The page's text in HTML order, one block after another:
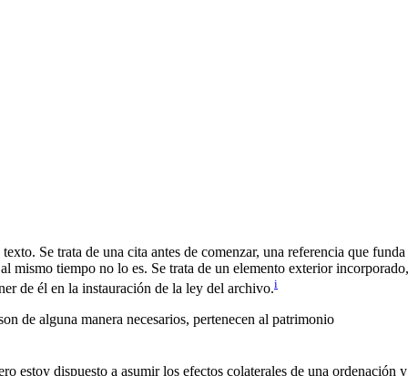
Se trata de una cita antes de comenzar, una referencia que funda
mismo tiempo no lo es. Se trata de un elemento exterior incorporado,
de él en la instauración de la ley del archivo.i
de alguna manera necesarios, pertenecen al patrimonio
estoy dispuesto a asumir los efectos colaterales de una ordenación y